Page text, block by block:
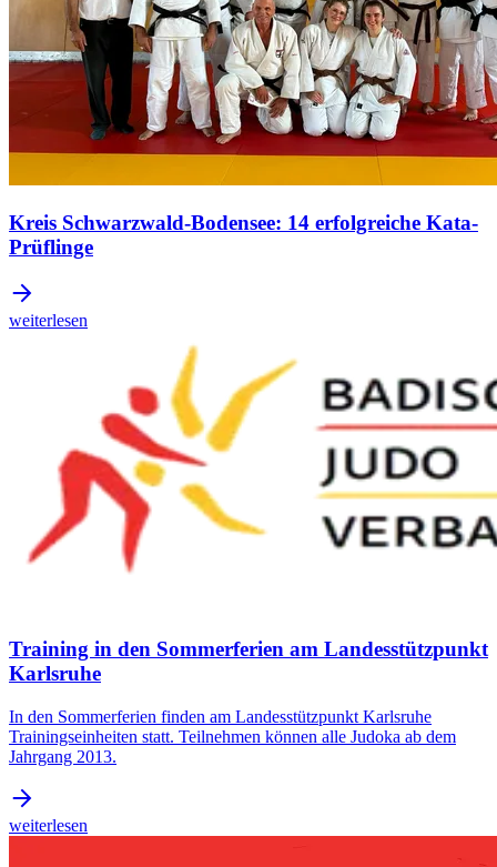
Kreis Schwarzwald-Bodensee: 14 erfolgreiche Kata-
Prüflinge
weiterlesen
Training in den Sommerferien am Landesstützpunkt
Karlsruhe
In den Sommerferien finden am Landesstützpunkt Karlsruhe
Trainingseinheiten statt. Teilnehmen können alle Judoka ab dem
Jahrgang 2013.
weiterlesen